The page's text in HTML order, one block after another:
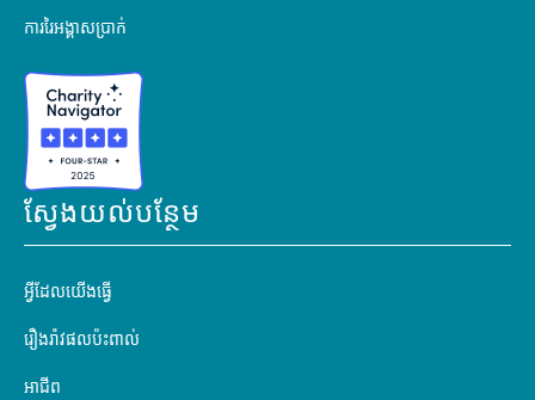
ការរៃអង្គាសប្រាក់
ស្វែងយល់បន្ថែម
អ្វីដែលយើងធ្វើ
រឿងរ៉ាវផលប៉ះពាល់
អាជីព